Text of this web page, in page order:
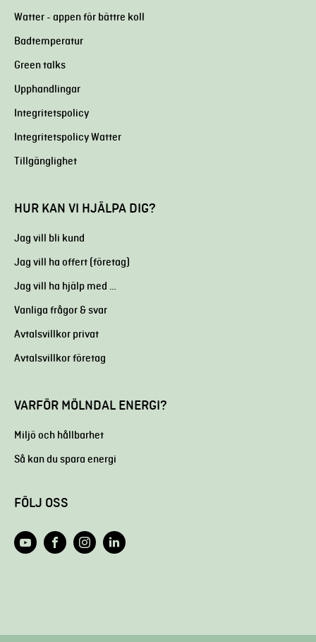
Watter - appen för bättre koll
Badtemperatur
Green talks
Upphandlingar
Integritetspolicy
Integritetspolicy Watter
Tillgänglighet
HUR KAN VI HJÄLPA DIG?
Jag vill bli kund
Jag vill ha offert (företag)
Jag vill ha hjälp med …
Vanliga frågor & svar
Avtalsvillkor privat
Avtalsvillkor företag
VARFÖR MÖLNDAL ENERGI?
Miljö och hållbarhet
Så kan du spara energi
FÖLJ OSS